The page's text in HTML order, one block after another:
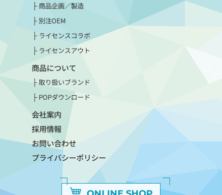
商品企画／製造
別注OEM
ライセンスコラボ
ライセンスアウト
商品について
取り扱いブランド
POPダウンロード
会社案内
採用情報
お問い合わせ
プライバシーポリシー